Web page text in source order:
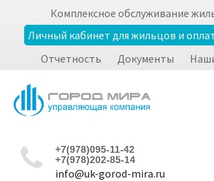
Экран
zoom_out
Уменьшить
Комплексное обслуживание
Личный кабинет для жильцов и
Отчетность
Документы
+7(978)095-11-42
+7(978)202-85-14
info@uk-gorod-mira.ru